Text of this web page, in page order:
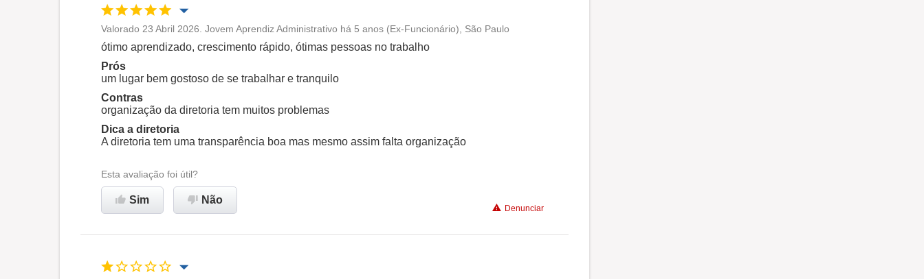
Oportunidade de promoção
Ambiente de trabalho
Conciliação com a vida familiar
Benefícios
Recomenda esta empresa Não recomenda a diretoria
Valorado 23 Abril 2026. Jovem Aprendiz Administrativo há 5 anos (Ex-Funcionário), São Paulo
ótimo aprendizado, crescimento rápido, ótimas pessoas no trabalho
Prós
um lugar bem gostoso de se trabalhar e tranquilo
Contras
organização da diretoria tem muitos problemas
Dica a diretoria
A diretoria tem uma transparência boa mas mesmo assim falta organização
Esta avaliação foi útil?
Sim Não
Denunciar